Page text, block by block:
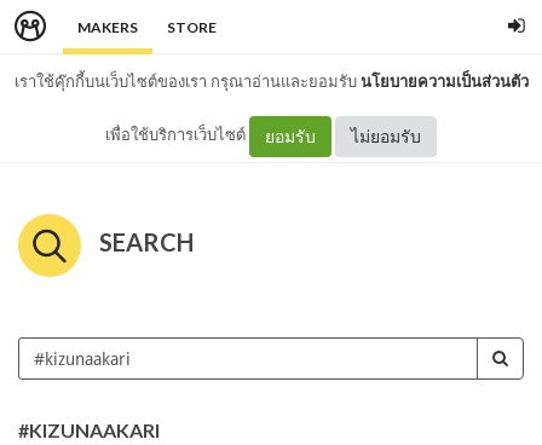
MAKERS STORE
เราใช้คุ๊กกี้บนเว็บไซต์ของเรา กรุณาอ่านและยอมรับนโยบายความเป็นส่วนตัว
เพื่อใช้บริการเว็บไซต์ ยอมรับ ไม่ยอมรับ
SEARCH
#KIZUNAAKARI